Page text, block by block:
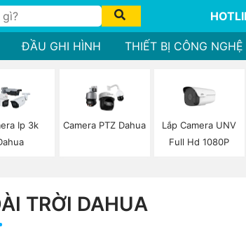
ĐẦU GHI HÌNH THIẾT BỊ CÔNG NGHỆ
Ip 3k
Camera PTZ Dahua
Lắp Camera UNV
Full Hd 1080P
TRỜI DAHUA